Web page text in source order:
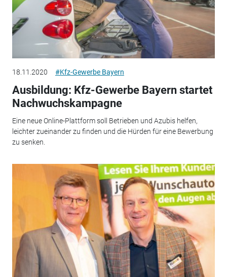
18.11.2020 #Kfz-Gewerbe Bayern
Ausbildung: Kfz-Gewerbe Bayern startet
Nachwuchskampagne
Eine neue Online-Plattform soll Betrieben und Azubis helfen,
leichter zueinander zu finden und die Hürden für eine Bewerbung
zu senken.